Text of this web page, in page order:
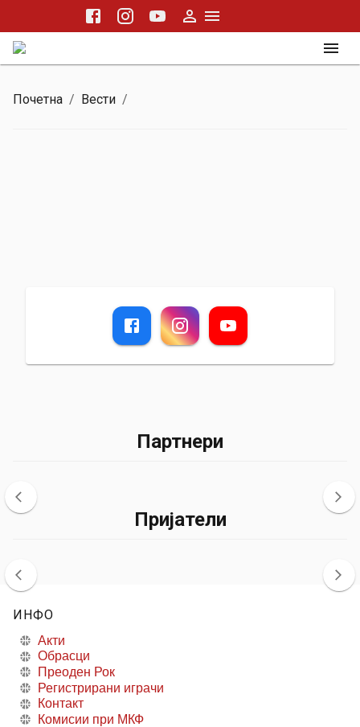
Почетна / Вести /
Партнери
Пријатели
ИНФО
Акти
Обрасци
Преоден Рок
Регистрирани играчи
Контакт
Комисии при МКФ